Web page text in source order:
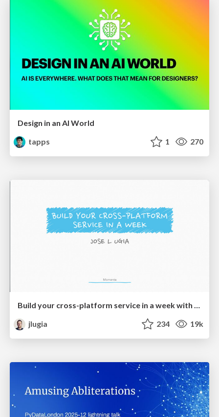
Design in an AI World
tapps
1 270
Build your cross-platform service in a week with App Engine
jlugia
234 19k